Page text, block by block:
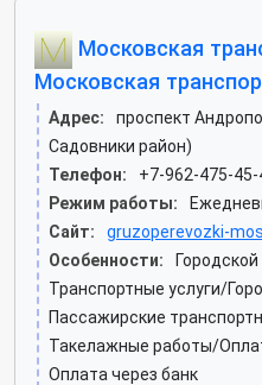
Московская
Московская
Адрес:
проспект
Садовники район)
Телефон:
+7-962-475-45-
Режим работы:
Сайт:
gruzoperevozki-
Особенности:
Транспортные услуги/
Пассажирские
Такелажные работы/
Оплата через банк